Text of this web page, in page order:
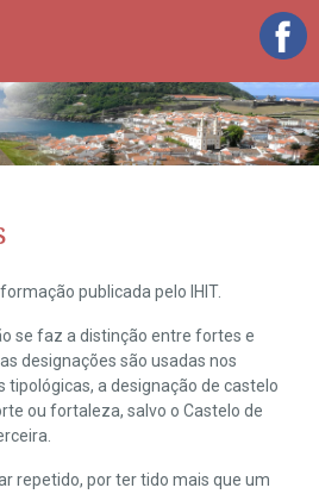
publicada pelo IHIT.
se faz a distinção entre fortes e
designações são usadas nos
tipológicas, a designação de castelo
ou fortaleza, salvo o Castelo de
repetido, por ter tido mais que um